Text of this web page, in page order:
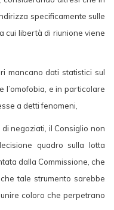
specificamente sulle
cui libertà di riunione viene
mancano dati statistici sul
l’omofobia, e in particolare
a detti fenomeni,
negoziati, il Consiglio non
quadro sulla lotta
dalla Commissione, che
tale strumento sarebbe
coloro che perpetrano